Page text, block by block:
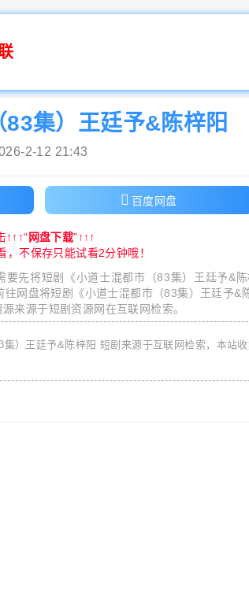
集）王廷予&陈梓阳
2-12 21:43
百度网盘
↑↑↑“网盘下载”↑↑↑
，不保存只能试看2分钟哦！
要先将短剧《小道士混都市（83集）王廷予&陈
往网盘将短剧《小道士混都市（83集）王廷予&
来源于短剧资源网在互联网检索。
集）王廷予&陈梓阳 短剧来源于互联网检索，本站